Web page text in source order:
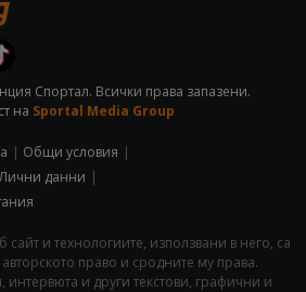
Спортал. Всички права запазени.
на Sportal Media Group
Общи условия
Лични данни
и технологиите, използвани в него, са
право и сродните му права.
интервюта и други текстови, графични и